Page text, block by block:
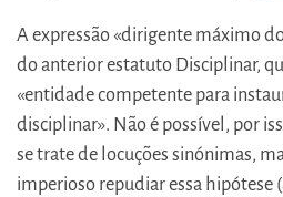
A expressão «dirigente máximo
do anterior estatuto Disciplinar,
«entidade competente para
disciplinar». Não é possível, por
se trate de locuções sinónimas,
imperioso repudiar essa hipótese